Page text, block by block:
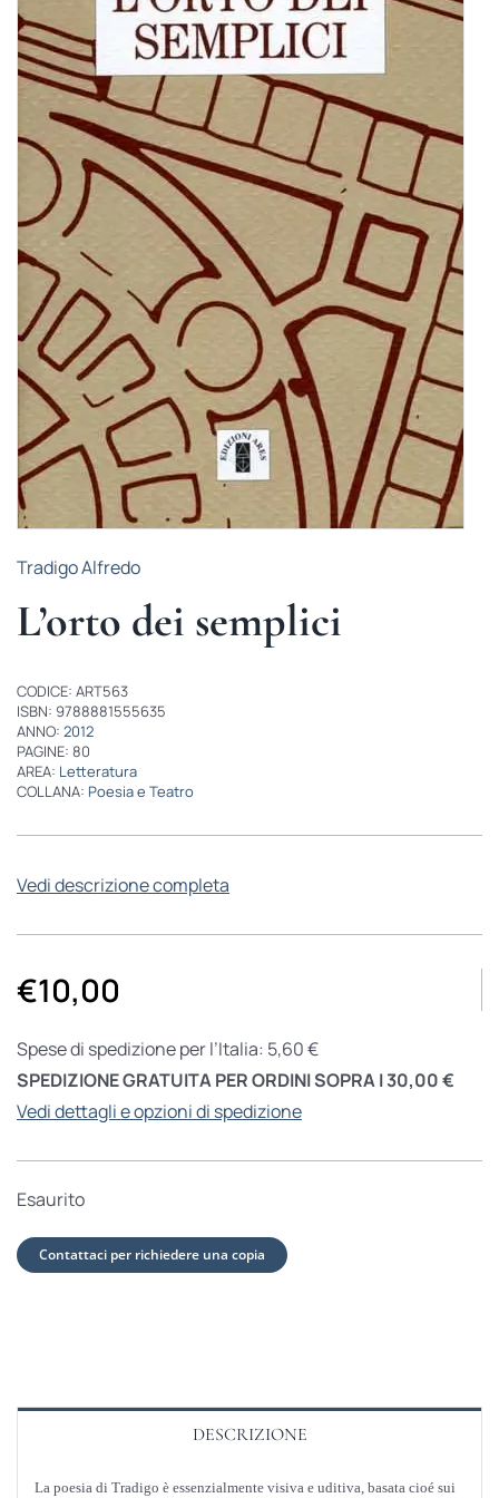
BIOGRAFIE
ATTUALITÀ
Tradigo Alfredo
L’orto dei semplici
CODICE: ART563
ISBN: 9788881555635
ANNO: 2012
PAGINE: 80
AREA: Letteratura
COLLANA: Poesia e Teatro
Vedi descrizione completa
€10,00
Spese di spedizione per l’Italia: 5,60 €
SPEDIZIONE GRATUITA PER ORDINI SOPRA I 30,00 €
Vedi dettagli e opzioni di spedizione
Esaurito
Contattaci per richiedere una copia
DESCRIZIONE
La poesia di Tradigo è essenzialmente visiva e uditiva, basata cioé sui